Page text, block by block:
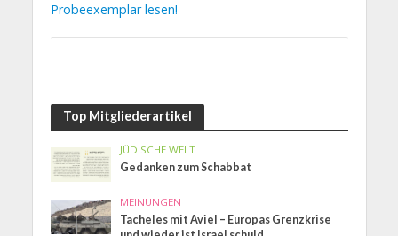
Probeexemplar lesen!
Top Mitgliederartikel
JÜDISCHE WELT
Gedanken zum Schabbat
MEINUNGEN
Tacheles mit Aviel – Europas Grenzkrise